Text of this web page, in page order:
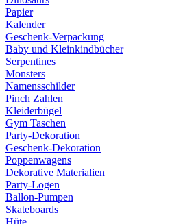
Papier
Kalender
Geschenk-Verpackung
Baby und Kleinkindbücher
Serpentines
Monsters
Namensschilder
Pinch Zahlen
Kleiderbügel
Gym Taschen
Party-Dekoration
Geschenk-Dekoration
Poppenwagens
Dekorative Materialien
Party-Logen
Ballon-Pumpen
Skateboards
Hüte